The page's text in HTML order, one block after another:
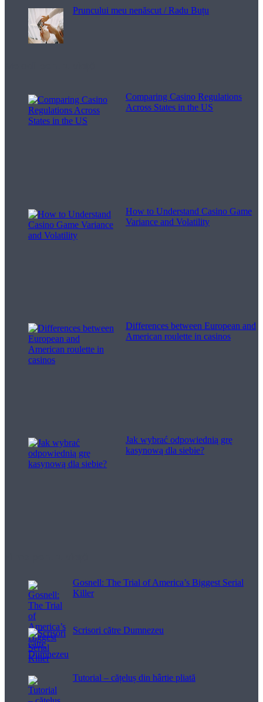
Pruncului meu nenăscut / Radu Buțu
Comparing Casino Regulations
Across States in the US
How to Understand Casino Game
Variance and Volatility
Differences between European and
American roulette in casinos
Jak wybrać odpowiednią grę
kasynową dla siebie?
Gosnell: The Trial of America’s Biggest Serial
Killer
Scrisori către Dumnezeu
Tutorial – cățeluș din hârtie pliată